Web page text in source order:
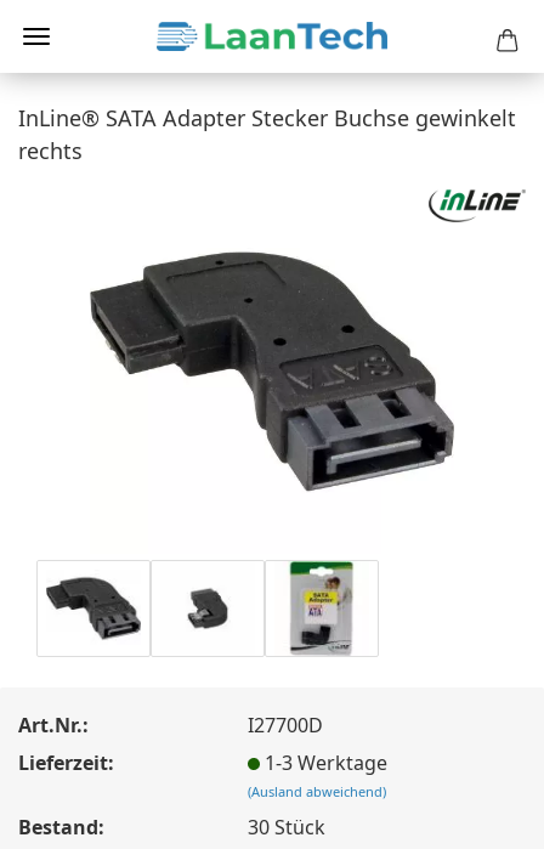
InLine® SATA Adapter Stecker Buchse gewinkelt
rechts
Art.Nr.:
I27700D
Lieferzeit:
1-3 Werktage
(Ausland abweichend)
Bestand: 30Stück